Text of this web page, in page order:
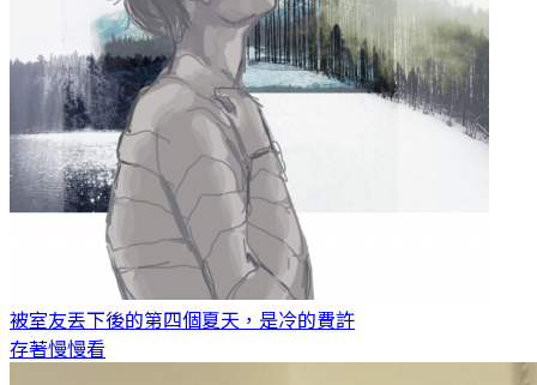
被室友丟下後的第四個夏天，是冷的費許
存著慢慢看